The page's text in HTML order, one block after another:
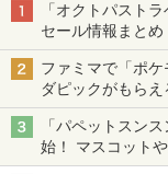
「オクトパスト
セール情報まとめ
ニンテンドーeシ
ファミマで「ポ
ダピックがもらえ
「パペットスン
始！ マスコット